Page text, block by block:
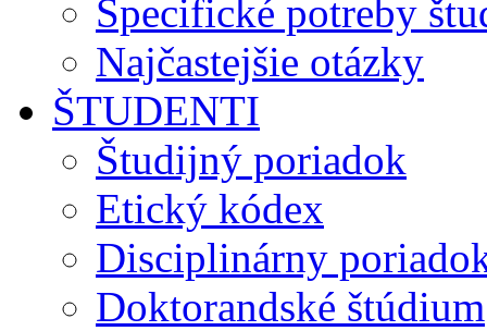
Špecifické potreby
Najčastejšie otázky
ŠTUDENTI
Študijný poriadok
Etický kódex
Disciplinárny
Doktorandské štúdium